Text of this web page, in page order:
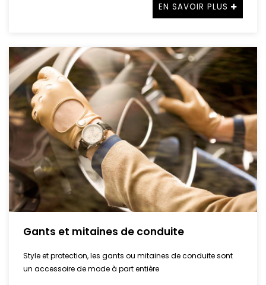
EN SAVOIR PLUS
Gants et mitaines de conduite
Style et protection, les gants ou mitaines de conduite sont
un accessoire de mode à part entière